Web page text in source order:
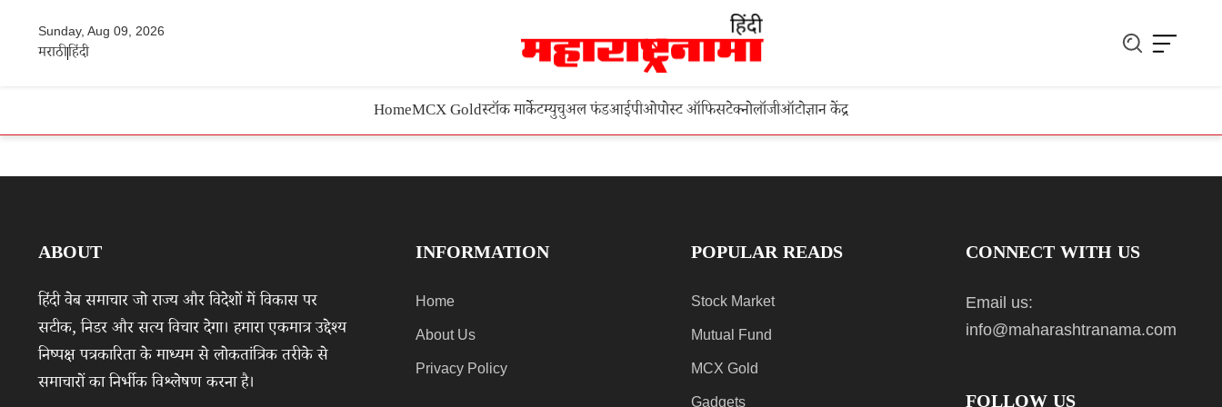
Sunday, Aug 09, 2026
मराठीहिंदी
HomeMCX Goldस्टॉक मार्केटम्युचुअल फंडआईपीओपोस्ट ऑफिसटेक्नोलॉजीऑटोज्ञान केंद्र
ABOUT
हिंदी वेब समाचार जो राज्य और विदेशों में विकास पर
सटीक, निडर और सत्य विचार देगा। हमारा एकमात्र उद्देश्य
निष्पक्ष पत्रकारिता के माध्यम से लोकतांत्रिक तरीके से
समाचारों का निर्भीक विश्लेषण करना है।
INFORMATION
Home
About Us
Privacy Policy
POPULAR READS
Stock Market
Mutual Fund
MCX Gold
Gadgets
CONNECT WITH US
Email us:
info@maharashtranama.com